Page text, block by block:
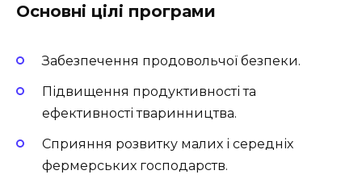
Основні цілі програми
Забезпечення продовольчої безпеки.
Підвищення продуктивності та
ефективності тваринництва.
Сприяння розвитку малих і середніх
фермерських господарств.